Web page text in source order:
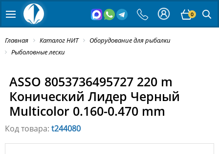
0
Главная Каталог НИТ
Оборудование для рыбалки
Рыболовные лески
ASSO 8053736495727 220 m
Конический Лидер Черный
Multicolor 0.160-0.470 mm
Код товара: t244080